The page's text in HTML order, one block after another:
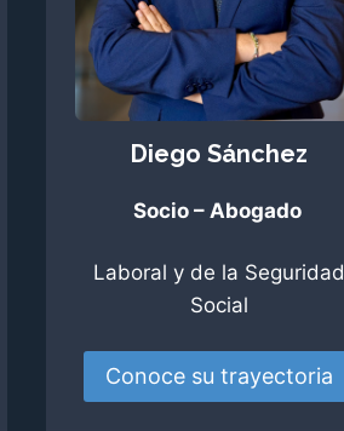
Diego Sánchez​
Socio – Abogado
Laboral y de la Seguridad
Social​
Conoce su trayectoria